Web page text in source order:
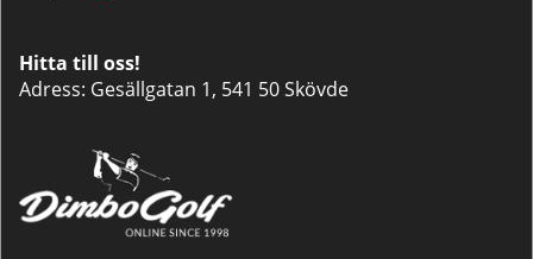
Hitta till oss!
Adress: Gesällgatan 1, 541 50 Skövde